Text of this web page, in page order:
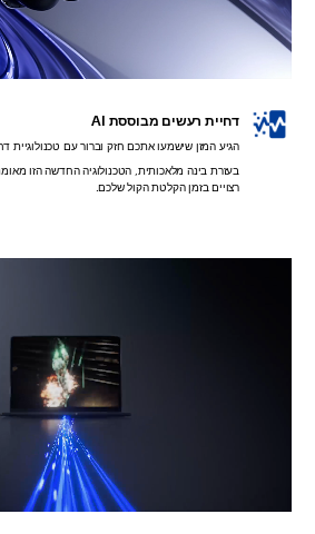
דחיית רעשים מבוססת AI
הגיע המזן שישמעו אתכם חזק וברור עם טכנולוגיית
בעזרת בינה מלאכותית, הטכנולוגיה החדשה הזו
רצויים בזמן הקלטת הקול שלכם.